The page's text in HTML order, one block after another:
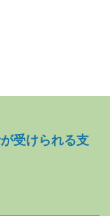
受けられる支